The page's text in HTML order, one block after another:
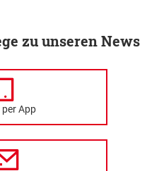
zu unseren News
per App